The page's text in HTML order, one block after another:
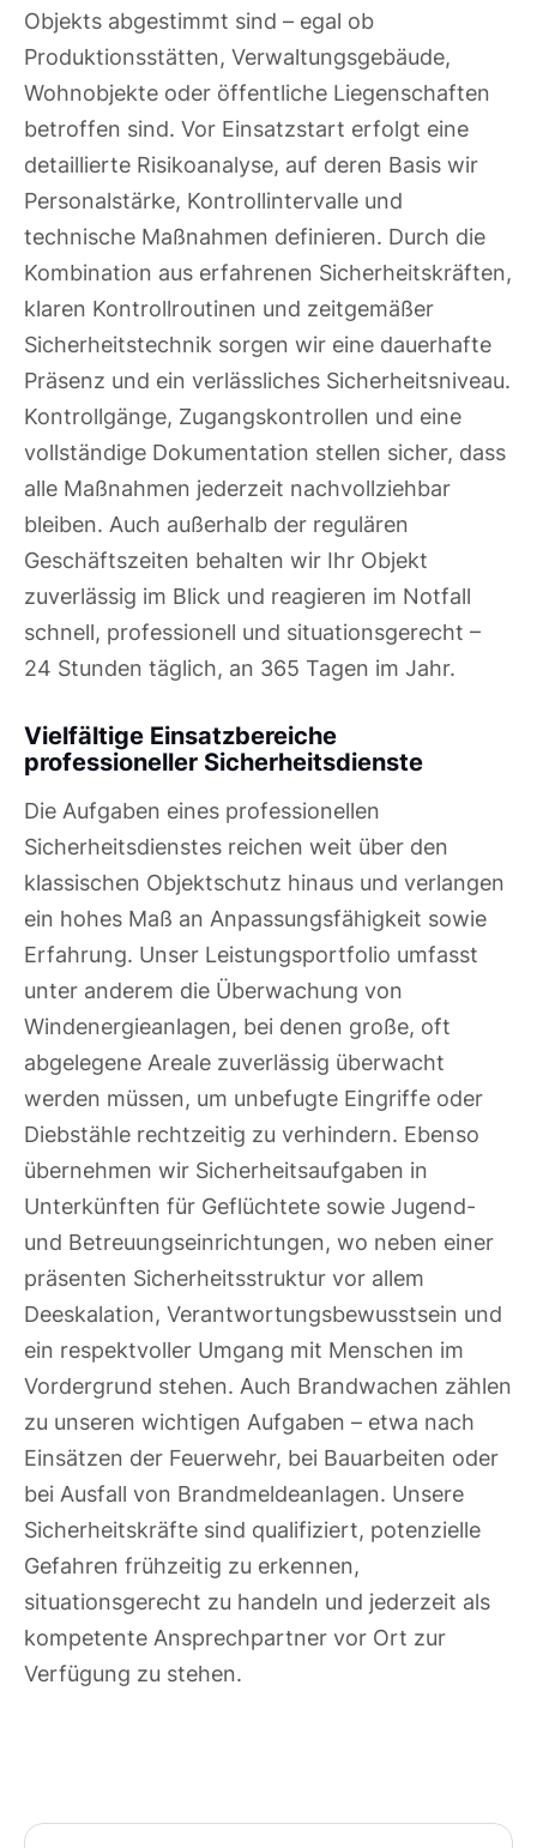
Objekts abgestimmt sind – egal ob
Produktionsstätten, Verwaltungsgebäude,
Wohnobjekte oder öffentliche Liegenschaften
betroffen sind. Vor Einsatzstart erfolgt eine
detaillierte Risikoanalyse, auf deren Basis wir
Personalstärke, Kontrollintervalle und
technische Maßnahmen definieren. Durch die
Kombination aus erfahrenen Sicherheitskräften,
klaren Kontrollroutinen und zeitgemäßer
Sicherheitstechnik sorgen wir eine dauerhafte
Präsenz und ein verlässliches Sicherheitsniveau.
Kontrollgänge, Zugangskontrollen und eine
vollständige Dokumentation stellen sicher, dass
alle Maßnahmen jederzeit nachvollziehbar
bleiben. Auch außerhalb der regulären
Geschäftszeiten behalten wir Ihr Objekt
zuverlässig im Blick und reagieren im Notfall
schnell, professionell und situationsgerecht –
24 Stunden täglich, an 365 Tagen im Jahr.
Vielfältige Einsatzbereiche
professioneller Sicherheitsdienste
Die Aufgaben eines professionellen
Sicherheitsdienstes reichen weit über den
klassischen Objektschutz hinaus und verlangen
ein hohes Maß an Anpassungsfähigkeit sowie
Erfahrung. Unser Leistungsportfolio umfasst
unter anderem die Überwachung von
Windenergieanlagen, bei denen große, oft
abgelegene Areale zuverlässig überwacht
werden müssen, um unbefugte Eingriffe oder
Diebstähle rechtzeitig zu verhindern. Ebenso
übernehmen wir Sicherheitsaufgaben in
Unterkünften für Geflüchtete sowie Jugend-
und Betreuungseinrichtungen, wo neben einer
präsenten Sicherheitsstruktur vor allem
Deeskalation, Verantwortungsbewusstsein und
ein respektvoller Umgang mit Menschen im
Vordergrund stehen. Auch Brandwachen zählen
zu unseren wichtigen Aufgaben – etwa nach
Einsätzen der Feuerwehr, bei Bauarbeiten oder
bei Ausfall von Brandmeldeanlagen. Unsere
Sicherheitskräfte sind qualifiziert, potenzielle
Gefahren frühzeitig zu erkennen,
situationsgerecht zu handeln und jederzeit als
kompetente Ansprechpartner vor Ort zur
Verfügung zu stehen.